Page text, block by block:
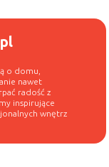
o domu,
nawet
radość z
inspirujące
wnętrz